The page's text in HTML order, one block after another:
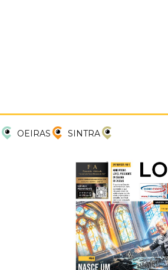
OEIRAS SINTRA